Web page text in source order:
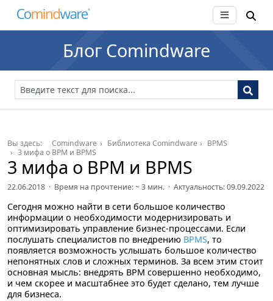
Блог Comindware
Вы здесь: Comindware Библиотека Comindware
BPMS
3 мифа о BPM и BPMS
3 мифа о BPM и BPMS
22.06.2018 · Время на прочтение: ~3 мин. · Актуальность: 09.09.2022
Сегодня можно найти в сети большое количество
информации о необходимости модернизировать и
оптимизировать управление бизнес-процессами. Если
послушать специалистов по внедрению BPMS, то
появляется возможность услышать большое количество
непонятных слов и сложных терминов. За всем этим стоит
основная мысль: внедрять BPM совершенно необходимо,
и чем скорее и масштабнее это будет сделано, тем лучше
для бизнеса.